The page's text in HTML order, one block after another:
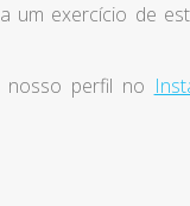
um exercício de
nosso perfil no